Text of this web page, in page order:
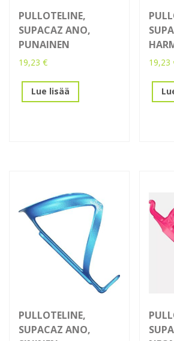
PULLOTELINE,
SUPACAZ ANO,
PUNAINEN
19,23 €
Lue lisää
19,23
PULLOTELINE,
SUPACAZ ANO,